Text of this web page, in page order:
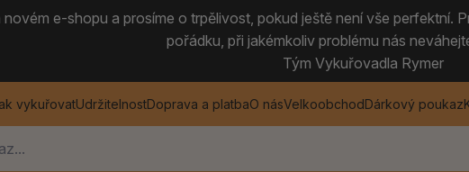
e-shopu a prosíme o trpělivost, pokud ještě není vše
pořádku, při jakémkoliv problému nás
Tým Vykuřovadla Rymer
vykuřovatUdržitelnostDoprava a platbaO násVelkoobchodDárkový poukaz